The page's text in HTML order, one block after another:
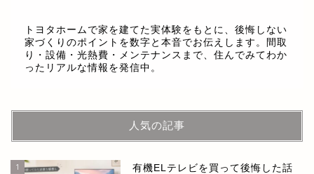
トヨタホームで家を建てた実体験をもとに、後悔しない
家づくりのポイントを数字と本音でお伝えします。間取
り・設備・光熱費・メンテナンスまで、住んでみてわか
ったリアルな情報を発信中。
人気の記事
1 有機ELテレビを買って後悔した話